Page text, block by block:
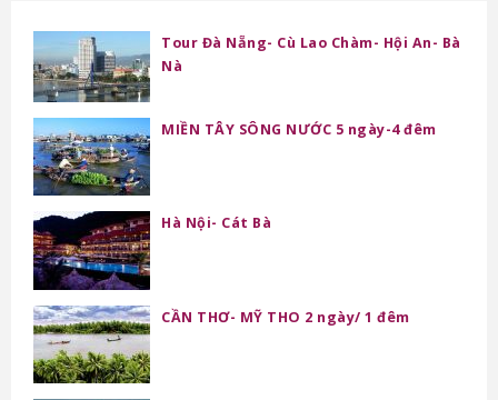
Tour Đà Nẵng- Cù Lao Chàm- Hội An- Bà
Nà
MIỀN TÂY SÔNG NƯỚC 5 ngày-4 đêm
Hà Nội- Cát Bà
CẦN THƠ- MỸ THO 2 ngày/ 1 đêm